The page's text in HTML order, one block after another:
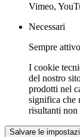
Vimeo,
Necessari
Sempre attivo
I cookie
del nostro
prodotti nel
significa che
risultanti non
Salvare le